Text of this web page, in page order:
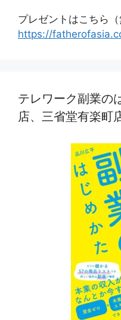
プレゼントはこちら（
https://
テレワーク副業の
店、三省堂有楽町